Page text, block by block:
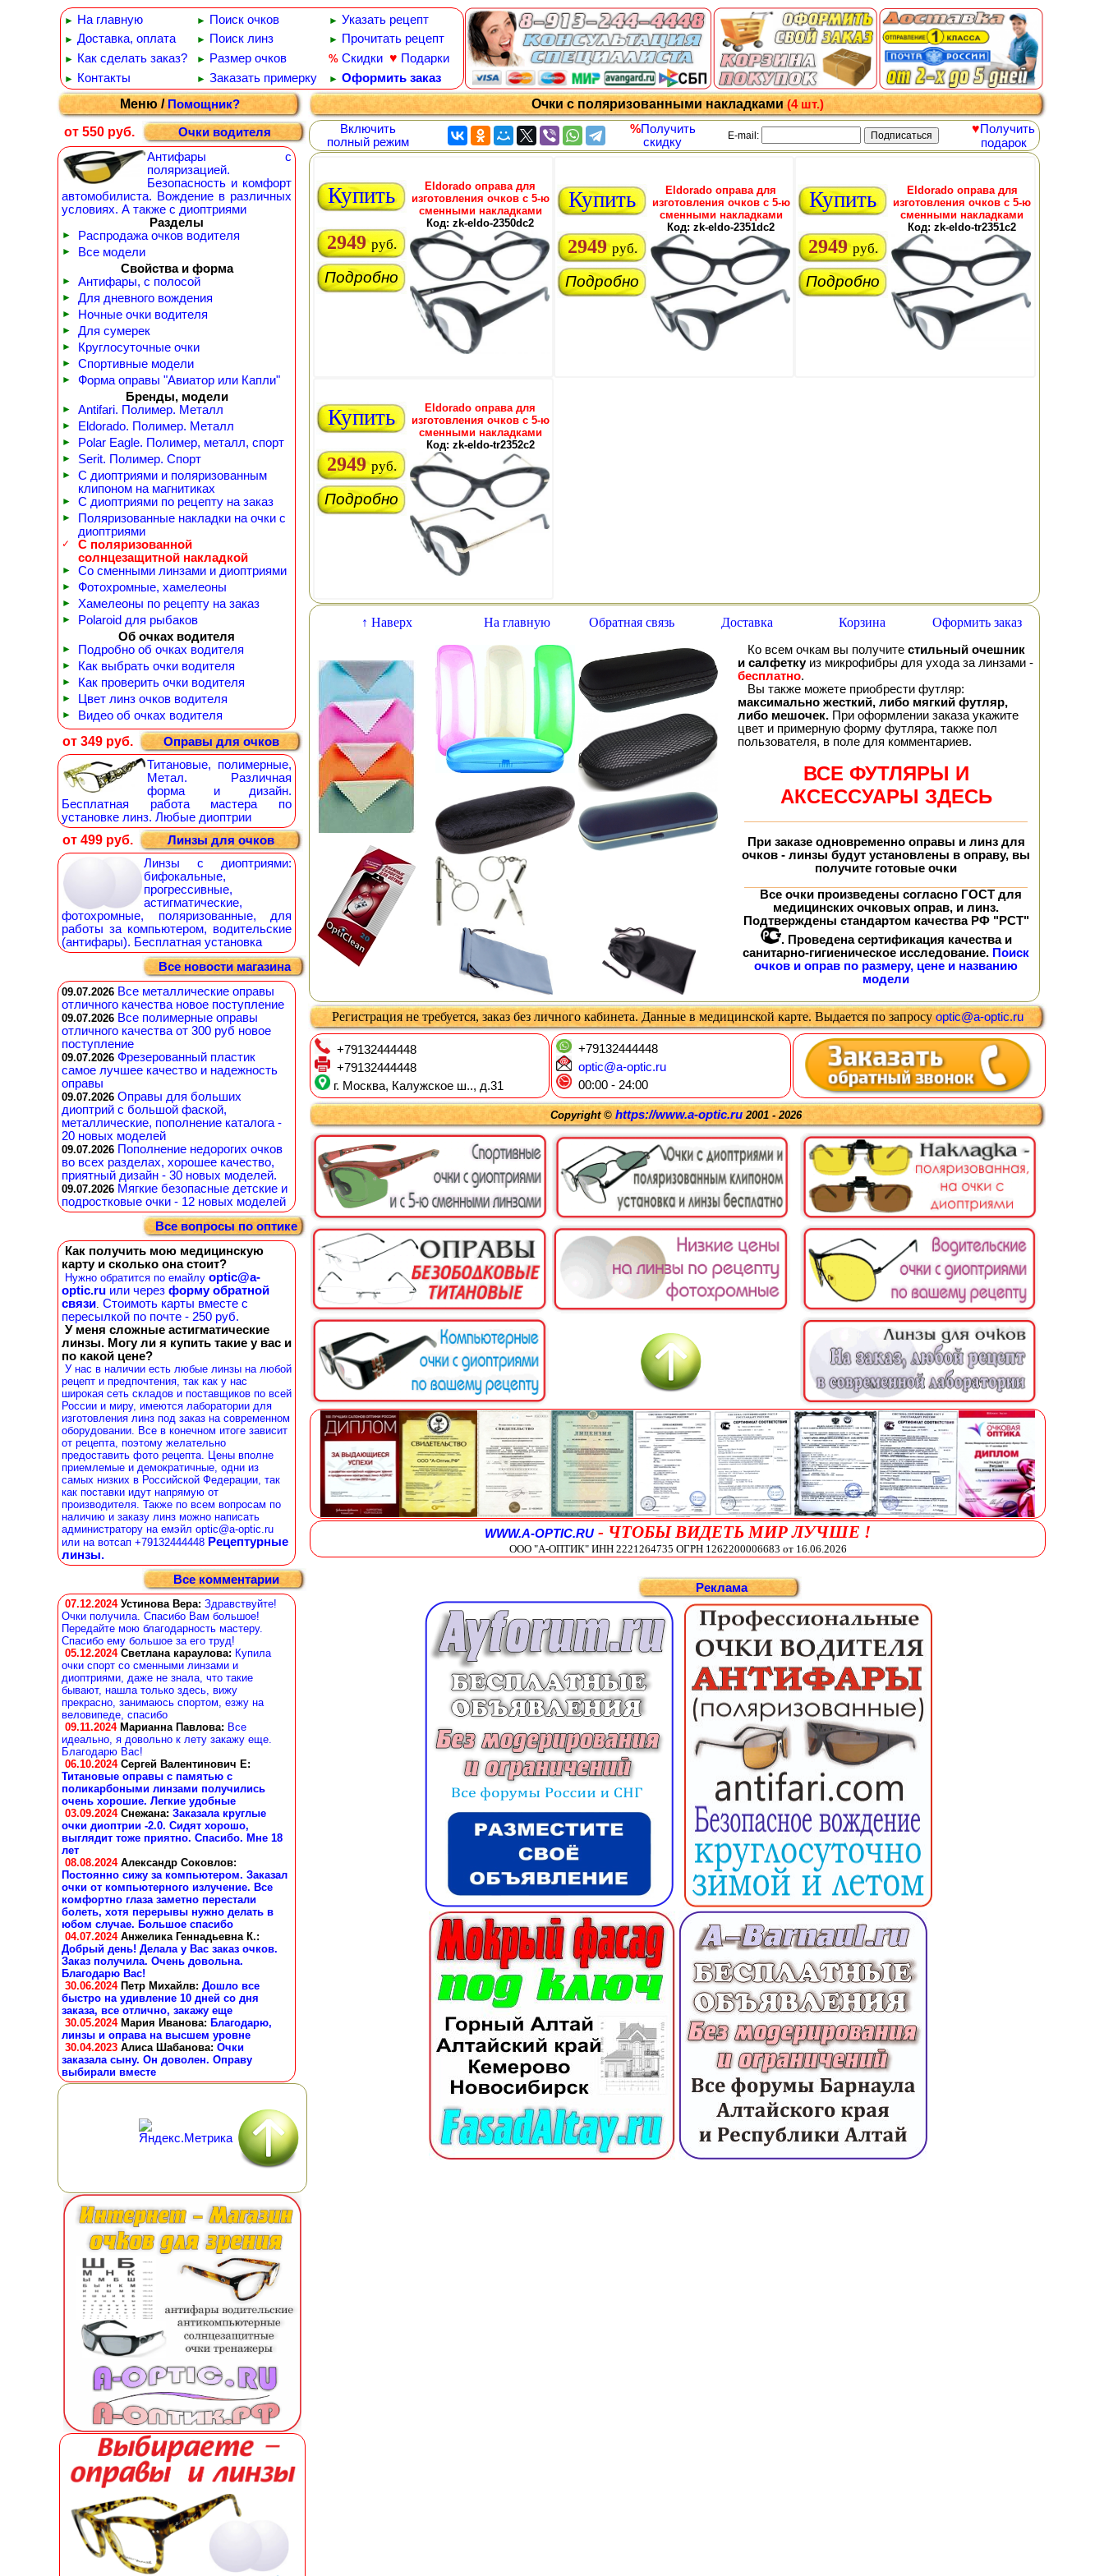
► На главную ► Поиск очков ► Указать рецепт
► Доставка, оплата ► Поиск линз ► Прочитать рецепт
► Как сделать заказ? ► Размер очков % Скидки ♥ Подарки
► Контакты ► Заказать примерку ► Оформить заказ
Меню /Помощник?
от 550 руб.
Очки водителя
Антифары с
поляризацией.
Безопасность и комфорт
автомобилиста. Вождение в различных
условиях. А также с диоптриями
Разделы
► Распродажа очков водителя
►
Все модели
Свойства и форма
► Антифары, с полосой
► Для дневного вождения
► Ночные очки водителя
► Для сумерек
► Круглосуточные очки
► Спортивные модели
►
Форма оправы "Авиатор или Капли"
Бренды, модели
► Antifari. Полимер. Металл
► Eldorado. Полимер. Металл
► Polar Eagle. Полимер, металл, спорт
► Serit. Полимер. Спорт
►
С диоптриями и поляризованным
клипоном на магнитиках
► С диоптриями по рецепту на заказ
►
Поляризованные накладки на очки с
диоптриями
✓
С поляризованной
солнцезащитной накладкой
► Со сменными линзами и диоптриями
► Фотохромные, хамелеоны
► Хамелеоны по рецепту на заказ
►
Polaroid для рыбаков
Об очках водителя
► Подробно об очках водителя
► Как выбрать очки водителя
► Как проверить очки водителя
► Цвет линз очков водителя
► Видео об очках водителя
от 349 руб.
Оправы для очков
Титановые, полимерные,
Метал. Различная
форма и дизайн.
Бесплатная работа мастера по
установке линз. Любые диоптрии
от 499 руб.
Линзы для очков
Линзы с диоптриями:
бифокальные,
прогрессивные,
астигматические,
фотохромные, поляризованные, для
работы за компьютером, водительские
(антифары). Бесплатная установка
Все новости магазина
09.07.2026 Все металлические оправы
отличного качества новое поступление
09.07.2026 Все полимерные оправы
отличного качества от 300 руб новое
поступление
09.07.2026 Фрезерованный пластик
самое лучшее качество и надежность
оправы
09.07.2026 Оправы для больших
диоптрий с большой фаской,
металлические, пополнение каталога -
20 новых моделей
09.07.2026 Пополнение недорогих очков
во всех разделах, хорошее качество,
приятный дизайн - 30 новых моделей.
09.07.2026 Мягкие безопасные детские и
подростковые очки - 12 новых моделей
Все вопросы по оптике
Как получить мою медицинскую
карту и сколько она стоит?
Нужно обратится по емайлу optic@a-
optic.ru или через форму обратной
связи. Стоимоть карты вместе с
пересылкой по почте - 250 руб.
У меня сложные астигматические
линзы. Могу ли я купить такие у вас и
по какой цене?
У нас в наличии есть любые линзы на любой
рецепт и предпочтения, так как у нас
широкая сеть складов и поставщиков по всей
России и миру, имеются лаборатории для
изготовления линз под заказ на современном
оборудовании. Все в конечном итоге зависит
от рецепта, поэтому желательно
предоставить фото рецепта. Цены вполне
приемлемые и демократичные, одни из
самых низких в Российской Федерации, так
как поставки идут напрямую от
производителя. Также по всем вопросам по
наличию и заказу линз можно написать
администратору на емэйл optic@a-optic.ru
или на вотсап +79132444448 Рецептурные
линзы.
Все комментарии
07.12.2024 Устинова Вера: Здравствуйте!
Очки получила. Спасибо Вам большое!
Передайте мою благодарность мастеру.
Спасибо ему большое за его труд!
05.12.2024 Светлана караулова: Купила
очки спорт со сменными линзами и
диоптриями, даже не знала, что такие
бывают, нашла только здесь, вижу
прекрасно, занимаюсь спортом, езжу на
веловипеде, спасибо
09.11.2024 Марианна Павлова: Все
идеально, я довольно к лету закажу еще.
Благодарю Вас!
06.10.2024 Сергей Валентинович Е:
Титановые оправы с памятью с
поликарбоными линзами получились
очень хорошие. Легкие удобные
03.09.2024 Снежана: Заказала круглые
очки диоптрии -2.0. Сидят хорошо,
выглядит тоже приятно. Спасибо. Мне 18
лет
08.08.2024 Александр Соковлов:
Постоянно сижу за компьютером. Заказал
очки от компьютерного излучение. Все
комфортно глаза заметно перестали
болеть, хотя перерывы нужно делать в
юбом случае. Большое спасибо
04.07.2024 Анжелика Геннадьевна К.:
Добрый день! Делала у Вас заказ очков.
Заказ получила. Очень довольна.
Благодарю Вас!
30.06.2024 Петр Михайлв: Дошло все
быстро на удивление 10 дней со дня
заказа, все отлично, закажу еще
30.05.2024 Мария Иванова: Благодарю,
линзы и оправа на высшем уровне
30.04.2023 Алиса Шабанова: Очки
заказала сыну. Он доволен. Оправу
выбирали вместе
Очки с поляризованными накладками(4 шт.)
Включить
полный режим
%Получить
скидку
E-mail: ♥Получить
подарок
Купить
2949 руб.
Подробно
Eldorado оправа для
изготовления очков с 5-ю
сменными накладками
Код: zk-eldo-2350dc2
Купить
2949 руб.
Подробно
Eldorado оправа для
изготовления очков с 5-ю
сменными накладками
Код: zk-eldo-2351dc2
Купить
2949 руб.
Подробно
Eldorado оправа для
изготовления очков с 5-ю
сменными накладками
Код: zk-eldo-tr2351c2
Купить
2949 руб.
Подробно
Eldorado оправа для
изготовления очков с 5-ю
сменными накладками
Код: zk-eldo-tr2352c2
↑ Наверх На главную Обратная связь Доставка Корзина Оформить заказ
Ко всем очкам вы получите стильный очешник
и салфеткуиз микрофибры для ухода за линзами -
бесплатно.
Вы также можете приобрести футляр:
максимально жесткий, либо мягкий футляр,
либо мешочек. При оформлении заказа укажите
цвет и примерную форму футляра, также пол
пользователя, в поле для комментариев.
ВСЕ ФУТЛЯРЫ И
АКСЕССУАРЫ ЗДЕСЬ
При заказе одновременнооправы и линз для
очков - линзы будут установлены в оправу, вы
получите готовые очки
Все очки произведены согласно ГОСТ для
медицинских очковых оправ, и линз.
Подтверждены стандартом качества РФ "РСТ"
. Проведена сертификация качества и
санитарно-гигиеническое исследование. Поиск
очков и оправ по размеру, цене и названию
модели
Регистрация не требуется, заказ без личного кабинета. Данные в медицинской карте. Выдается по запросуoptic@a-optic.ru
+79132444448
+79132444448
г. Москва, Калужское ш.., д.31
+79132444448
optic@a-optic.ru
00:00 - 24:00
Copyright © https://www.a-optic.ru 2001 - 2026
WWW.A-OPTIC.RU - ЧТОБЫ ВИДЕТЬ МИР ЛУЧШЕ !
ООО "А-ОПТИК" ИНН 2221264735 ОГРН 1262200006683 от 16.06.2026
Реклама